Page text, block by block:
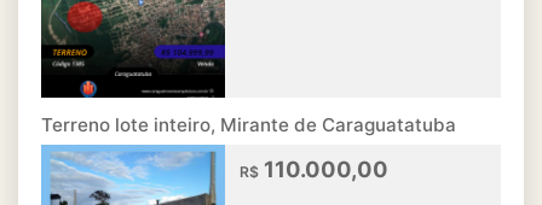
Terreno lote inteiro, Mirante de Caraguatatuba
R$ 110.000,00